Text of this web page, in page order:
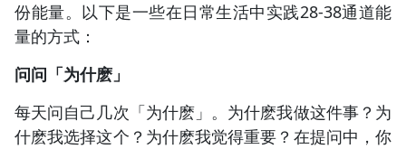
份能量。以下是一些在日常生活中实践28-38通道能
量的方式：
问问「为什麽」
每天问自己几次「为什麽」。为什麽我做这件事？为
什麽我选择这个？为什麽我觉得重要？在提问中，你